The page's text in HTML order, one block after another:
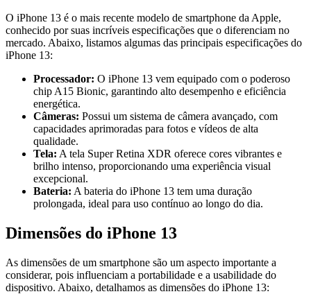
O iPhone 13 é o mais recente modelo de smartphone da Apple,
conhecido por suas incríveis especificações que o diferenciam no
mercado. Abaixo, listamos algumas das principais especificações do
iPhone 13:
Processador: O iPhone 13 vem equipado com o poderoso
chip A15 Bionic, garantindo alto desempenho e eficiência
energética.
Câmeras: Possui um sistema de câmera avançado, com
capacidades aprimoradas para fotos e vídeos de alta
qualidade.
Tela: A tela Super Retina XDR oferece cores vibrantes e
brilho intenso, proporcionando uma experiência visual
excepcional.
Bateria: A bateria do iPhone 13 tem uma duração
prolongada, ideal para uso contínuo ao longo do dia.
Dimensões do iPhone 13
As dimensões de um smartphone são um aspecto importante a
considerar, pois influenciam a portabilidade e a usabilidade do
dispositivo. Abaixo, detalhamos as dimensões do iPhone 13: